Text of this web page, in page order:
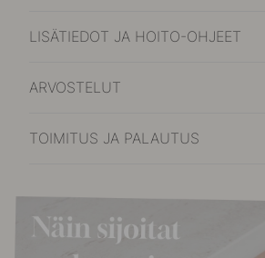
LISÄTIEDOT JA HOITO-OHJEET
ARVOSTELUT
TOIMITUS JA PALAUTUS